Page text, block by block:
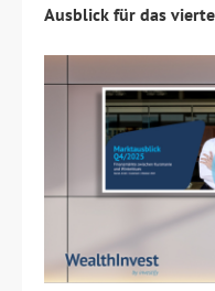
Ausblick für das